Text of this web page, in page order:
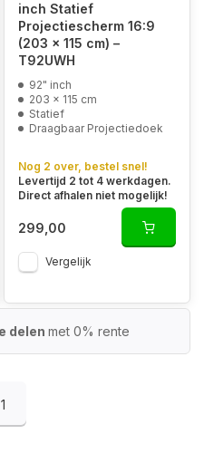
inch Statief
Projectiescherm 16:9
(203 x 115 cm) –
T92UWH
92" inch
203 x 115 cm
Statief
Draagbaar Projectiedoek
Nog 2 over, bestel snel!
Levertijd 2 tot 4 werkdagen.
Direct afhalen niet mogelijk!
299,00
Vergelijk
delen met 0% rente
1